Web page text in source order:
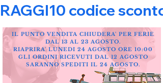
RAGGI10 codice
IL PUNTO VENDITA CHIUDERA' PER FERIE
DAL 13 AL 23 AGOSTO.
RIAPRIRA' LUNEDI 24 AGOSTO ORE 10:00
GLI ORDINI RICEVUTI DAL 12 AGOSTO
SARANNO SPEDITI IL 24 AGOSTO.